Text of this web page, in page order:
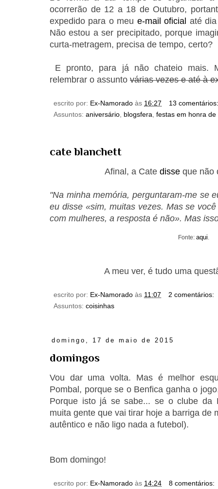
ocorrerão de 12 a 18 de Outubro,
expedido para o meu e-mail oficial até
Não estou a ser precipitado, porque
curta-metragem, precisa de tempo, certo?
E pronto, para já não chateio mais.
relembrar o assunto várias vezes e até à
escrito por: Ex-Namorado às 16:27
13
Assuntos: aniversário blogsfera festas em honra
cate blanchett
Afinal, a Catedisse que não
"Na minha memória, perguntaram-me se
eu disse «sim, muitas vezes. Mas se
com mulheres, a resposta é não». Mas
Fonte:aqui
A meu ver, é tudo uma
escrito por: Ex-Namorado às 11:07
2 comentários:
Assuntos: coisinhas
domingo, 17 de maio de 2015
domingos
Vou dar uma volta. Mas é melhor
Pombal, porque se o Benfica ganha o
Porque isto já se sabe... se o clube da
muita gente que vai tirar hoje a barriga de
autêntico e não ligo nada a futebol).
Bom domingo!
escrito por: Ex-Namorado às 14:24
8 comentários: